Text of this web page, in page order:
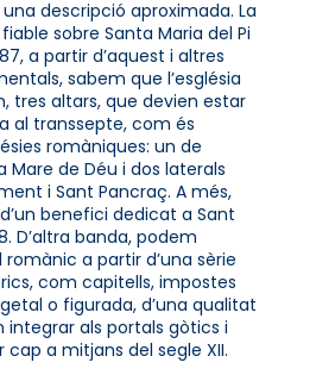
descripció aproximada. La
sobre Santa Maria del Pi
a partir d’aquest i altres
sabem que l’església
tres altars, que devien estar
al transsepte, com és
romàniques: un de
de Déu i dos laterals
i Sant Pancraç. A més,
benefici dedicat a Sant
D’altra banda, podem
a partir d’una sèrie
com capitells, impostes
o figurada, d’una qualitat
integrar als portals gòtics i
a mitjans del segle XII.